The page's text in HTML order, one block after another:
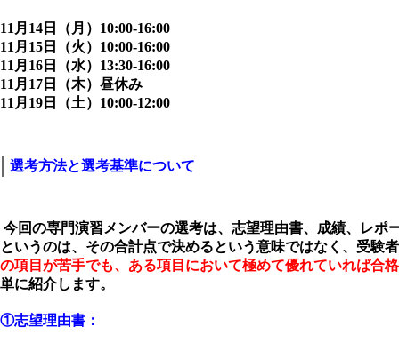
11月14日（月）10:00-16:00
11月15日（火）10:00-16:00
11月16日（水）13:30-16:00
11月17日（木）昼休み
11月19日（土）10:00-12:00
選考方法と選考基準について
今回の専門演習メンバーの選考は、志望理由書、成績、レ
というのは、その合計点で決めるという意味ではなく、受験
の項目が苦手でも、ある項目において極めて優れていれば合
単に紹介します。
①志望理由書：